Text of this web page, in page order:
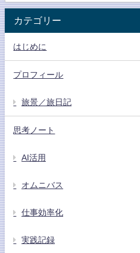
カテゴリー
はじめに
プロフィール
旅景／旅日記
思考ノート
AI活用
オムニバス
仕事効率化
実践記録